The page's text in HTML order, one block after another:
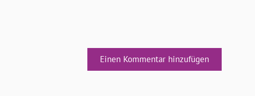
Einen Kommentar hinzufügen